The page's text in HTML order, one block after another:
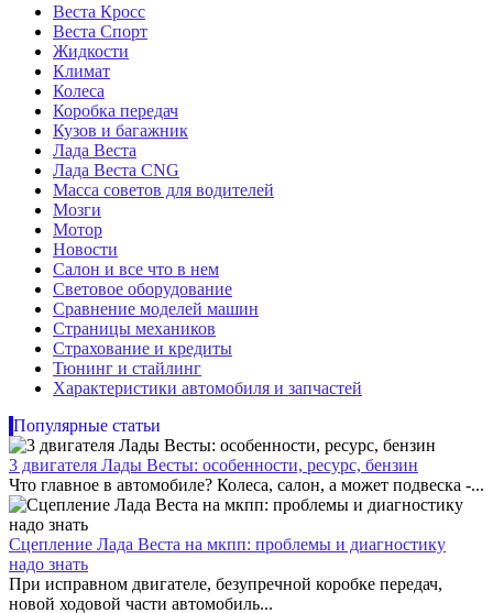
Веста Кросс
Веста Спорт
Жидкости
Климат
Колеса
Коробка передач
Кузов и багажник
Лада Веста
Лада Веста CNG
Масса советов для водителей
Мозги
Мотор
Новости
Салон и все что в нем
Световое оборудование
Сравнение моделей машин
Страницы механиков
Страхование и кредиты
Тюнинг и стайлинг
Характеристики автомобиля и запчастей
Популярные статьи
3 двигателя Лады Весты: особенности, ресурс, бензин
Что главное в автомобиле? Колеса, салон, а может подвеска -...
Сцепление Лада Веста на мкпп: проблемы и диагностику
надо знать
При исправном двигателе, безупречной коробке передач,
новой ходовой части автомобиль...